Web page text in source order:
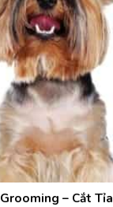
Grooming – Cắt Tỉa